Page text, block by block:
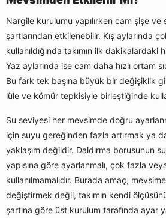
Nargile kurulumu yapılırken cam şişe
şartlarından etkilenebilir. Kış aylarında
kullanıldığında takımın ilk dakikalardaki
Yaz aylarında ise cam daha hızlı ortam
Bu fark tek başına büyük bir değişiklik
lüle ve kömür tepkisiyle birleştiğinde
Su seviyesi her mevsimde doğru
için suyu gereğinden fazla artırmak ya
yaklaşım değildir. Daldırma borusunun
yapısına göre ayarlanmalı, çok fazla
kullanılmamalıdır. Burada amaç,
değiştirmek değil, takımın kendi
şartına göre üst kurulum tarafında ayar